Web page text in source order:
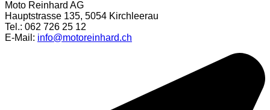
Moto Reinhard AG
Hauptstrasse 135, 5054 Kirchleerau
Tel.: 062 726 25 12
E-Mail: info@motoreinhard.ch